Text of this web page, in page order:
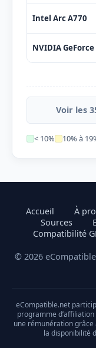
Intel Arc A770
NVIDIA GeForce
Voir les
< 10% 10% à
Accueil À
Sources
Compatibilité
© 2026
eCompatible.net
programme
une rémunération grâce
la disponibilité